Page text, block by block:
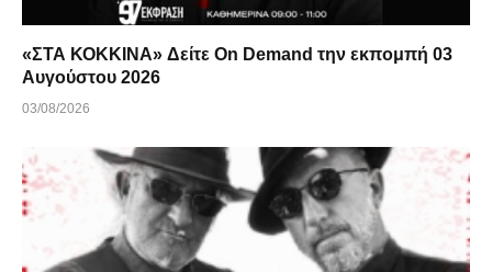
«ΣΤΑ ΚΟΚΚΙΝΑ» Δείτε On Demand την εκπομπή 03
Αυγούστου 2026
03/08/2026